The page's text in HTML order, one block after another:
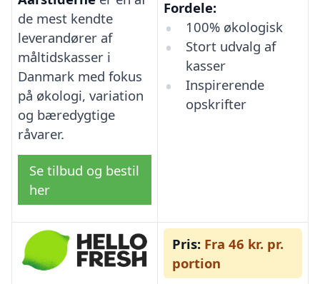
de mest kendte
leverandører af
måltidskasser i
Danmark med fokus
på økologi, variation
og bæredygtige
råvarer.
Se tilbud og bestil
her
Fordele:
100% økologisk
Stort udvalg af
kasser
Inspirerende
opskrifter
Pris: Fra 46 kr. pr.
portion